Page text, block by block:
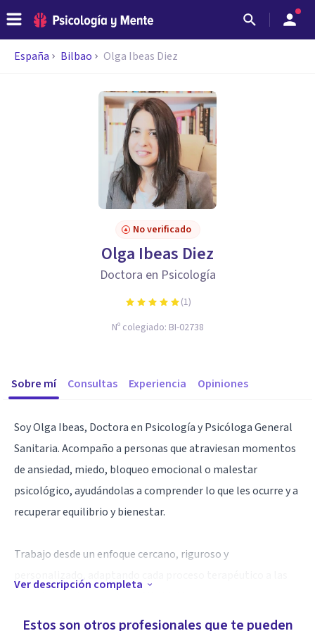
España Bilbao Olga Ibeas Diez
No verificado
Olga Ibeas Diez
Doctora en Psicología
(1)
Nº colegiado: BI-02738
Sobre mí Consultas Experiencia Opiniones
Soy Olga Ibeas, Doctora en Psicología y Psicóloga General
Sanitaria. Acompaño a personas que atraviesan momentos
de ansiedad, miedo, bloqueo emocional o malestar
psicológico, ayudándolas a comprender lo que les ocurre y a
recuperar equilibrio y bienestar.
Trabajo desde un enfoque cercano, riguroso y
seguro y profesional donde poder sentirse escuchado,
Ver descripción completa
Estos son otros profesionales que te pueden